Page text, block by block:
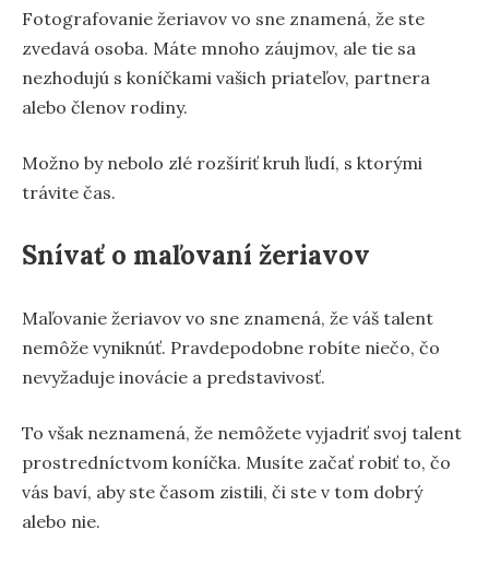
Fotografovanie žeriavov vo sne znamená, že ste
zvedavá osoba. Máte mnoho záujmov, ale tie sa
nezhodujú s koníčkami vašich priateľov, partnera
alebo členov rodiny.
Možno by nebolo zlé rozšíriť kruh ľudí, s ktorými
trávite čas.
Snívať o maľovaní žeriavov
Maľovanie žeriavov vo sne znamená, že váš talent
nemôže vyniknúť. Pravdepodobne robíte niečo, čo
nevyžaduje inovácie a predstavivosť.
To však neznamená, že nemôžete vyjadriť svoj talent
prostredníctvom koníčka. Musíte začať robiť to, čo
vás baví, aby ste časom zistili, či ste v tom dobrý
alebo nie.